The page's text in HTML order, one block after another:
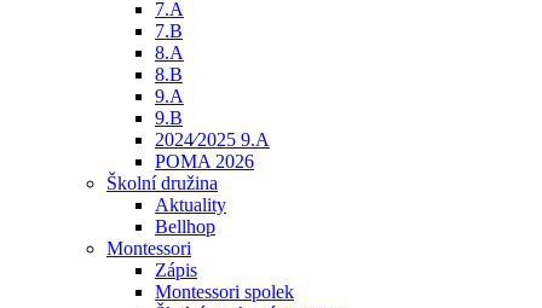
7.A
7.B
8.A
8.B
9.A
9.B
2024⁄2025 9.A
POMA 2026
Školní družina
Aktuality
Bellhop
Montessori
Zápis
Montessori spolek